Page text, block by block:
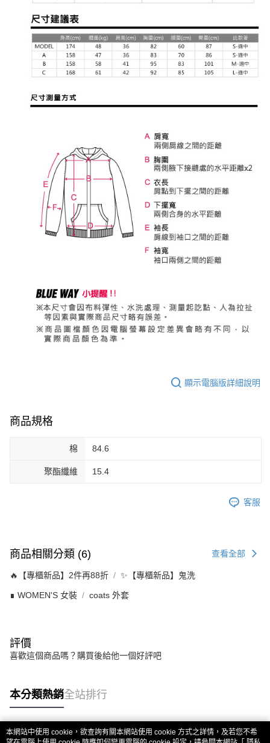
顯示電腦版詳細說明
商品規格
棉 84.6
聚酯纖維 15.4
客服
商品相關分類 (6) 查看全部
🔥【專櫃新品】2件再88折 ✨【專櫃新品】鬼洗
∎ WOMEN'S 女裝 coats 外套
評價
喜歡這個商品嗎？購買後給他一個好評吧
本分類熱銷全站排行
本網站中使用 cookie，欲查詢有關本網站使用 cookie 方式之詳情，及若您不希